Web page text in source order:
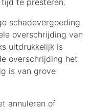
schadevergoeding
overschrijding van
uitdrukkelijk is
overschrijding het
is van grove
annuleren of